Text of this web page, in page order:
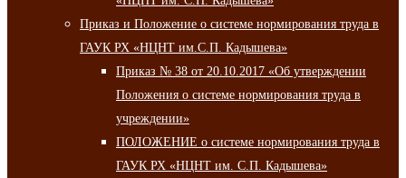
Приказ и Положение о системе нормирования труда в
ГАУК РХ «НЦНТ им.С.П. Кадышева»
Приказ № 38 от 20.10.2017 «Об утверждении
Положения о системе нормирования труда в
учреждении»
ПОЛОЖЕНИЕ о системе нормирования труда в
ГАУК РХ «НЦНТ им. С.П. Кадышева»